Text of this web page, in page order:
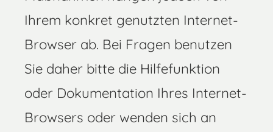
Ihrem konkret genutzten Internet-
Browser ab. Bei Fragen benutzen
Sie daher bitte die Hilfefunktion
oder Dokumentation Ihres Internet-
Browsers oder wenden sich an